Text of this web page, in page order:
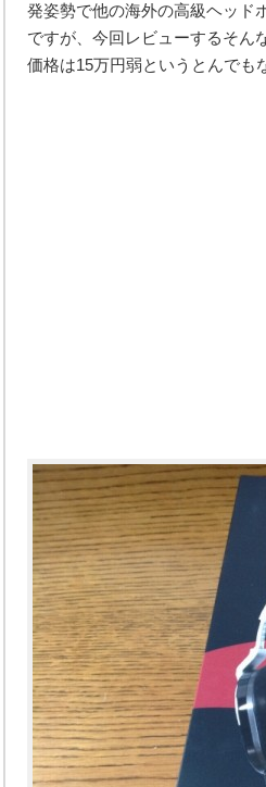
発姿勢で他の海外の高級ヘッド
ですが、今回レビューするそん
価格は15万円弱というとんでも